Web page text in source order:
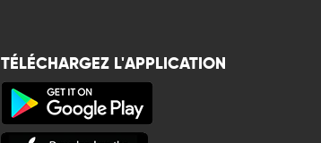
TÉLÉCHARGEZ L'APPLICATION